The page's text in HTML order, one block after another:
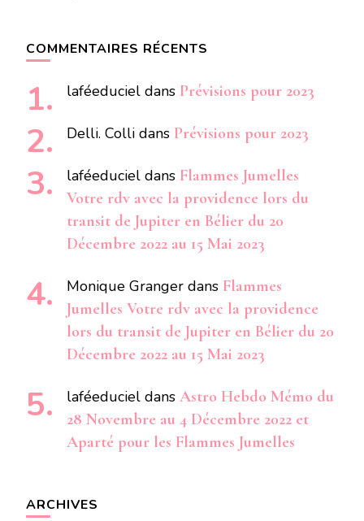
COMMENTAIRES RÉCENTS
laféeduciel dans Prévisions pour 2023
Delli. Colli dans Prévisions pour 2023
laféeduciel dans Flammes Jumelles
Votre rdv avec la providence lors du
transit de Jupiter en Bélier du 20
Décembre 2022 au 15 Mai 2023
Monique Granger dans Flammes
Jumelles Votre rdv avec la providence
lors du transit de Jupiter en Bélier du 20
Décembre 2022 au 15 Mai 2023
laféeduciel dans Astro Hebdo Mémo du
28 Novembre au 4 Décembre 2022 et
Aparté pour les Flammes Jumelles
ARCHIVES